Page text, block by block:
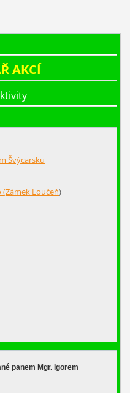
AKCÍ
Švýcarsku
Loučeň)
panem Mgr. Igorem